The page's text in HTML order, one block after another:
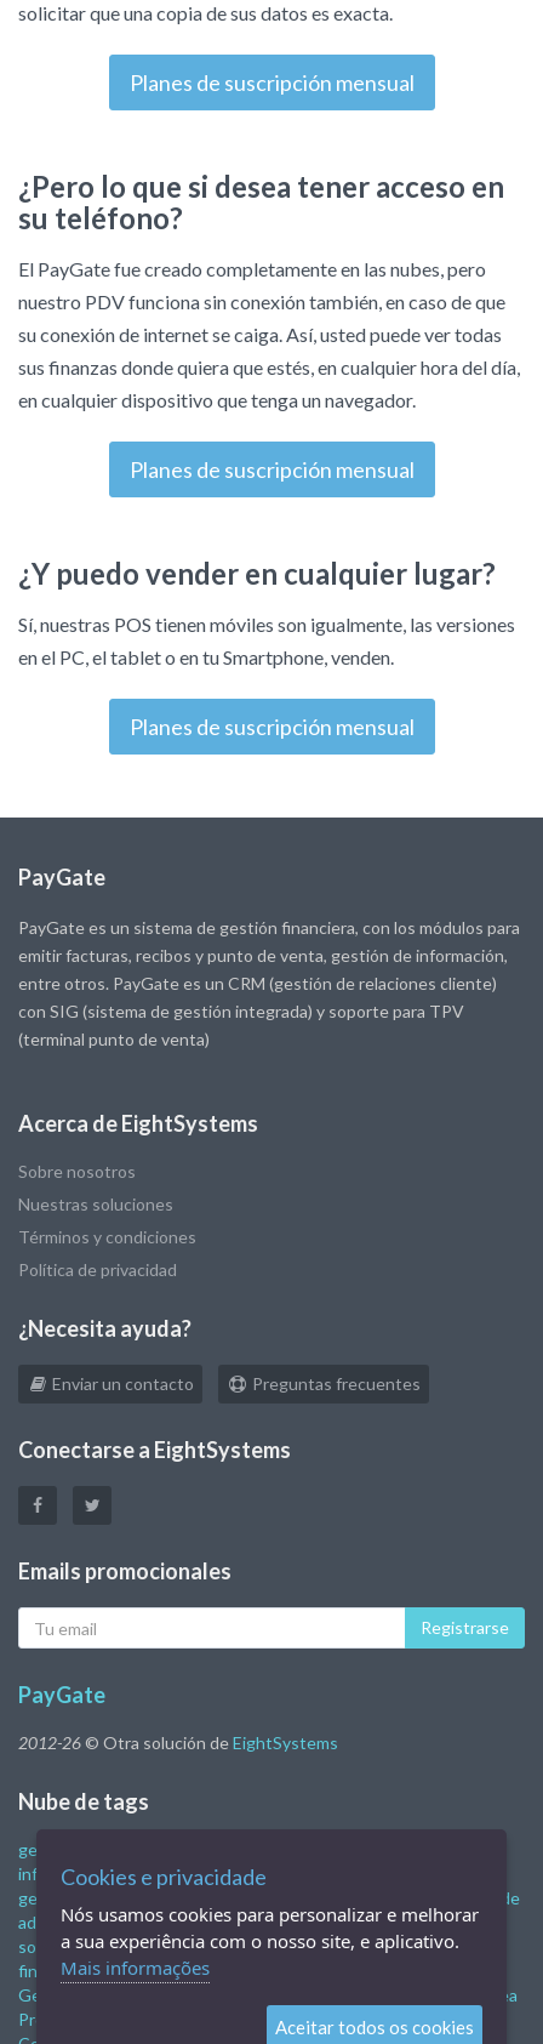
solicitar que una copia de sus datos es exacta.
Planes de suscripción mensual
¿Pero lo que si desea tener acceso en
su teléfono?
El PayGate fue creado completamente en las nubes, pero
nuestro PDV funciona sin conexión también, en caso de que
su conexión de internet se caiga. Así, usted puede ver todas
sus finanzas donde quiera que estés, en cualquier hora del día,
en cualquier dispositivo que tenga un navegador.
Planes de suscripción mensual
¿Y puedo vender en cualquier lugar?
Sí, nuestras POS tienen móviles son igualmente, las versiones
en el PC, el tablet o en tu Smartphone, venden.
Planes de suscripción mensual
PayGate
PayGate es un sistema de gestión financiera, con los módulos para
emitir facturas, recibos y punto de venta, gestión de información,
entre otros. PayGate es un CRM (gestión de relaciones cliente)
con SIG (sistema de gestión integrada) y soporte para TPV
(terminal punto de venta)
Acerca de EightSystems
Sobre nosotros
Nuestras soluciones
Términos y condiciones
Política de privacidad
¿Necesita ayuda?
Enviar un contacto Preguntas frecuentes
Conectarse a EightSystems
Emails promocionales
eMail
Registrarse
PayGate
2012-26 © Otra solución deEightSystems
Nube de tags
gestión financiera
informático de gestión control financiero empresarial
gestión de la empresa.
software de
administración empresarialsistemas de gestión empresarial
software de gestión de negocios gratis software de gestión
financiera Gestión administrativa y financiera
Gestión financiera
Programa de ventas en línea
Programa de venta móvil
Sistema de venta
TIENDA EN LÍNEA
Cookies e privacidade
Nós usamos cookies para personalizar e melhorar
a sua experiência com o nosso site, e aplicativo.
Mais informações
Aceitar todos os cookies